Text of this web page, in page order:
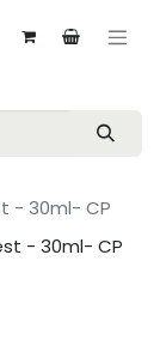
- 30ml- CP